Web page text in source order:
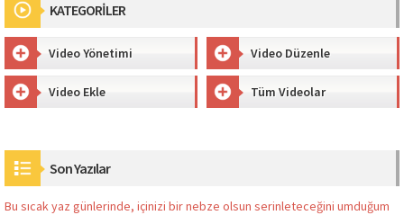
KATEGORİLER
Video Yönetimi Video Düzenle
Video Ekle Tüm Videolar
Son Yazılar
Bu sıcak yaz günlerinde, içinizi bir nebze olsun serinleteceğini umduğum